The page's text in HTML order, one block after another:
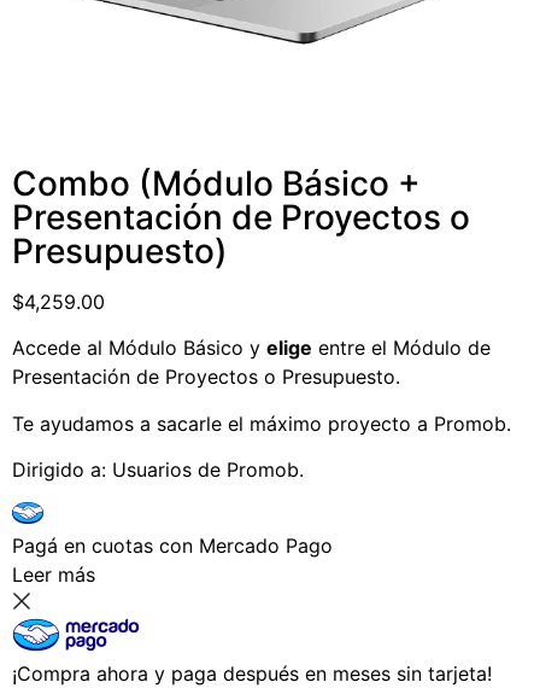
Combo (Módulo Básico +
Presentación de Proyectos o
Presupuesto)
$4,259.00
Accede al Módulo Básico y elige entre el Módulo de
Presentación de Proyectos o Presupuesto.
Te ayudamos a sacarle el máximo proyecto a Promob.
Dirigido a: Usuarios de Promob.
Pagá en cuotas con Mercado Pago
Leer más
¡Compra ahora y paga después en meses sin tarjeta!